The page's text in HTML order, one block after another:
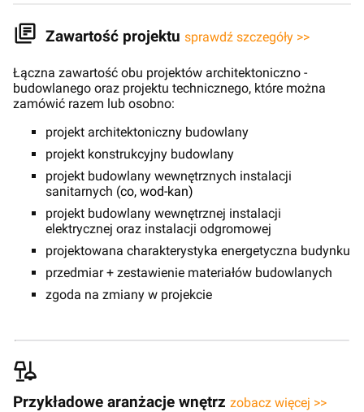
Zawartość projektu sprawdź szczegóły >>
Łączna zawartość obu projektów architektoniczno -
budowlanego oraz projektu technicznego, które można
zamówić razem lub osobno:
projekt architektoniczny budowlany
projekt konstrukcyjny budowlany
projekt budowlany wewnętrznych instalacji
sanitarnych (co, wod-kan)
projekt budowlany wewnętrznej instalacji
elektrycznej oraz instalacji odgromowej
projektowana charakterystyka energetyczna budynku
przedmiar + zestawienie materiałów budowlanych
zgoda na zmiany w projekcie
Przykładowe aranżacje wnętrz zobacz więcej >>